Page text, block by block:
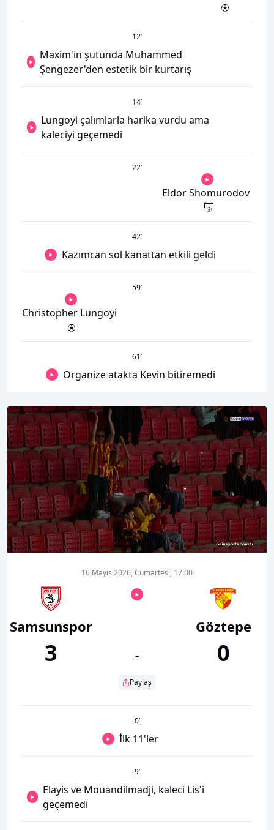
12’
Maxim'in şutunda Muhammed
Şengezer'den estetik bir kurtarış
14’
Lungoyi çalımlarla harika vurdu ama
kaleciyi geçemedi
22’
Eldor Shomurodov
42’
Kazımcan sol kanattan etkili geldi
59’
Christopher Lungoyi
61’
Organize atakta Kevin bitiremedi
00:19 07:31
Samsunspor
3
16 Mayıs 2026, Cumartesi, 17:00
-
Paylaş
Göztepe
0
0’
İlk 11'ler
9’
Elayis ve Mouandilmadji, kaleci Lis'i
geçemedi